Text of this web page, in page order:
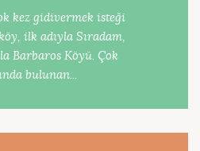
kez gidivermek isteği
ilk adıyla Sıradam,
Barbaros Köyü. Çok
bulunan...